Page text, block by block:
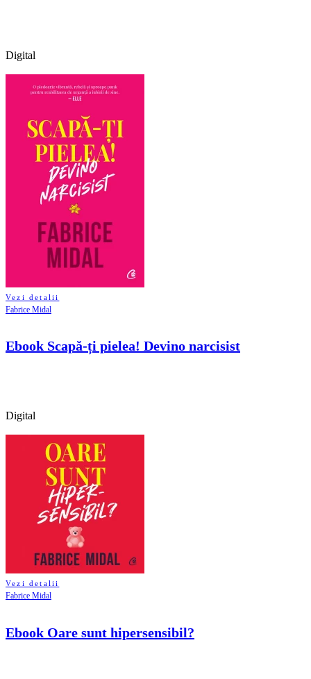
Digital
Vezi detalii
Fabrice Midal
Ebook Scapă-ți pielea! Devino narcisist
Digital
Vezi detalii
Fabrice Midal
Ebook Oare sunt hipersensibil?